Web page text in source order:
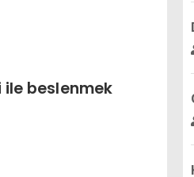
ile beslenmek